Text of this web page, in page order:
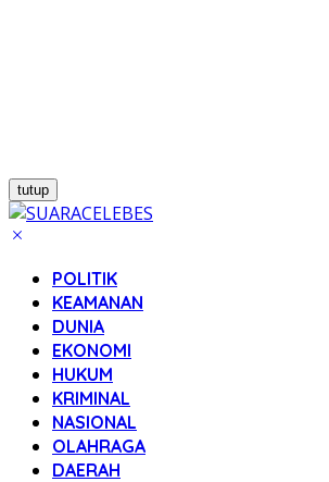
tutup
POLITIK
KEAMANAN
DUNIA
EKONOMI
HUKUM
KRIMINAL
NASIONAL
OLAHRAGA
DAERAH